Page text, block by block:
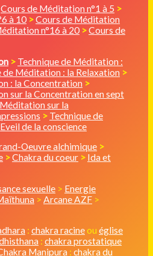
Cours de Méditation n°1 à 5 >
à 10 >Cours de Méditation
n°16 à 20 >Cours de
> Technique de Méditation :
de Méditation : la Relaxation >
: la Concentration >
sur la Concentration en sept
sur la
> Technique de
Eveil de la conscience
Oeuvre alchimique >
>Chakra du coeur > Ida et
sexuelle > Energie
> Arcane AZF >
: chakra racineou église
: chakra prostatique
Manipura : chakra du